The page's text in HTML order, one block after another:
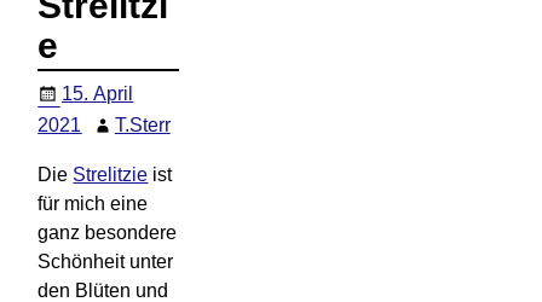
e
15. April
2021
T.Sterr
Die Strelitzie ist
für mich eine
ganz besondere
Schönheit unter
den Blüten und